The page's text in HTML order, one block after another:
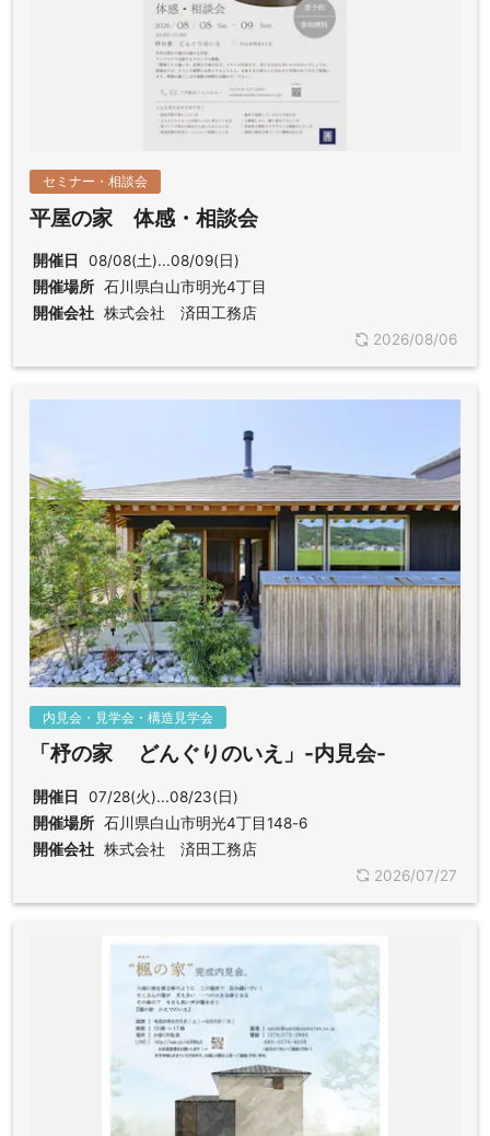
セミナー・相談会
平屋の家 体感・相談会
開催日
08/08(土)...08/09(日)
開催場所 石川県白山市明光4丁目
開催会社 株式会社 済田工務店
2026/08/06
内見会・見学会・構造見学会
「杼の家 どんぐりのいえ」-内見会-
開催日
07/28(火)...08/23(日)
開催場所 石川県白山市明光4丁目148-6
開催会社 株式会社 済田工務店
2026/07/27